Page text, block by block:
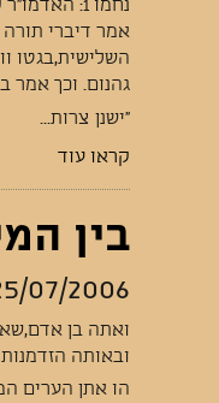
נחמו 1:
אמר דיברי
השלישית,בגטו
גהנום. וכך אמר
"ישנן צרות...
קראו עוד
בין
07/2006
ואתה בן אדם,שא
ובאותה
הו אתן הערים